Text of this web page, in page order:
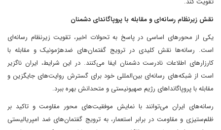
نقش زیرنظام رسانه‌ای و مقابله با پروپاگاندای دشمنان
یکی از محورهای اساسی در پاسخ به تحولات اخیر، تقویت زیرنظام رسانه‌ای
است. رسانه‌ها نقش کلیدی در ترویج گفتمان‌های ضدهژمونیک و مقابله با
کارزارهای اطلاعات نادرست دشمنان ایفا می‌کنند. در این شرایط، ایران ناگزیر
است از شبکه‌های رسانه‌ای بین‌المللی خود برای گسترش روایت‌های جایگزین و
مقابله با پروپاگانداهای رژیم صهیونیستی و متحدانش بهره ببرد.
رسانه‌های ایران می‌توانند با نمایش موفقیت‌های محور مقاومت و تاکید بر
ظلم‌ستیزی و مقاومت در برابر استعمار، به ترویج گفتمان‌های ضد امپریالیستی